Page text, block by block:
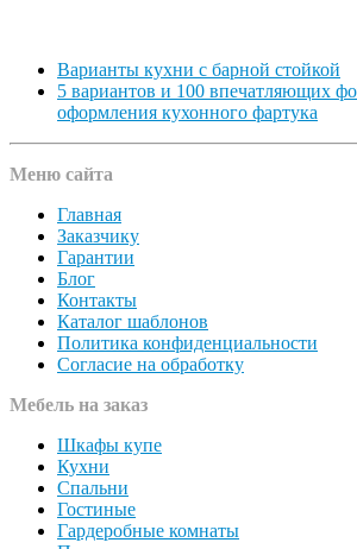
Варианты кухни с барной стойкой
5 вариантов и 100 впечатляющих
оформления кухонного фартука
Меню сайта
Главная
Заказчику
Гарантии
Блог
Контакты
Каталог шаблонов
Политика конфиденциальности
Согласие на обработку
Мебель на заказ
Шкафы купе
Кухни
Спальни
Гостиные
Гардеробные комнаты